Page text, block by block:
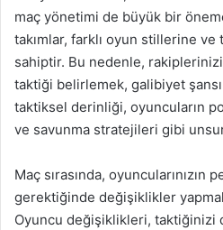
maç yönetimi de büyük bir
takımlar, farklı oyun stillerine ve
sahiptir. Bu nedenle,
taktiği belirlemek, galibiyet
taktiksel derinliği, oyuncuların
ve savunma stratejileri gibi
Maç sırasında, oyuncularınızın
gerektiğinde değişiklikler
Oyuncu değişiklikleri, taktiğinizi